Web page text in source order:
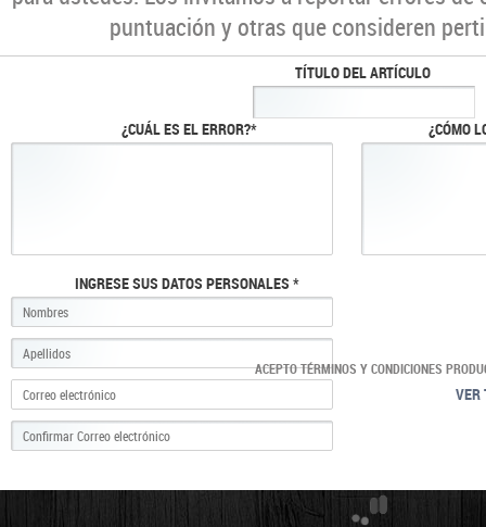
puntuación y otras que consideren
TÍTULO DEL ARTÍCULO
¿CUÁL ES EL ERROR?* ¿CÓMO
INGRESE SUS DATOS PERSONALES *
ACEPTO TÉRMINOS Y CONDICIONES
VER